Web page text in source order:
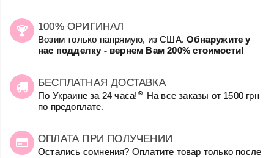
100% ОРИГИНАЛ
Возим только напрямую, из США.Обнаружите у
нас подделку - вернем Вам 200% стоимости!
БЕСПЛАТНАЯ ДОСТАВКА
По Украине за 24 часа! ☺
На все заказы от 1500 грн
по предоплате.
ОПЛАТА ПРИ ПОЛУЧЕНИИ
Остались сомнения? Оплатите товар только после